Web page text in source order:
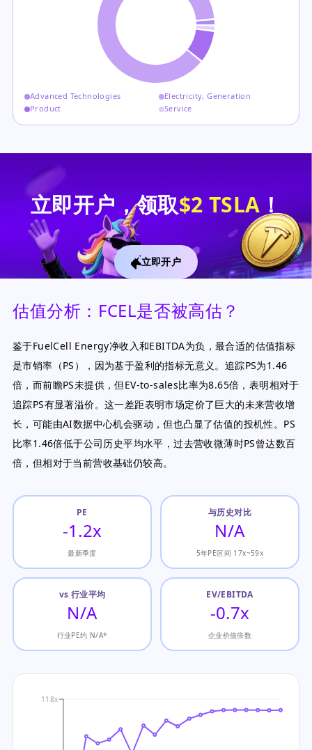
Advanced Technologies
Electricity, Generation
Product
Service
立即开户，领取$2 TSLA ！
立即开户
估值分析：FCEL是否被高估？
鉴于FuelCell Energy净收入和EBITDA为负，最合适的估值指标
是市销率（PS），因为基于盈利的指标无意义。追踪PS为1.46
倍，而前瞻PS未提供，但EV-to-sales比率为8.65倍，表明相对于
追踪PS有显著溢价。这一差距表明市场定价了巨大的未来营收增
长，可能由AI数据中心机会驱动，但也凸显了估值的投机性。PS
比率1.46倍低于公司历史平均水平，过去营收微薄时PS曾达数百
倍，但相对于当前营收基础仍较高。
PE
-1.2x
最新季度
与历史对比
N/A
5年PE区间 17x~59x
vs 行业平均
N/A
行业PE约 N/A*
EV/EBITDA
-0.7x
企业价值倍数
118x